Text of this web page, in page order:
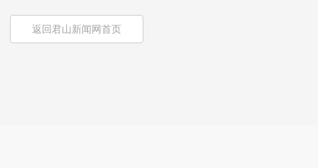
返回君山新闻网首页